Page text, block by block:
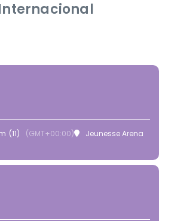
(11) (GMT+00:00) Jeunesse Arena